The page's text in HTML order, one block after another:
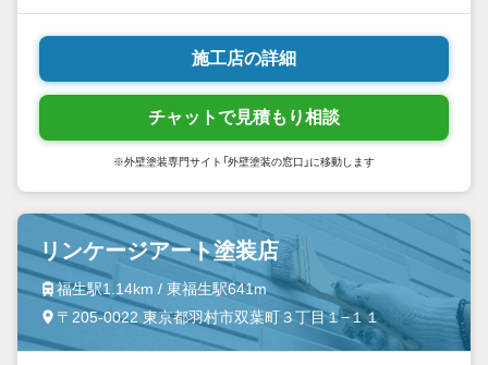
施工店の詳細
チャットで見積もり相談
※外壁塗装専門サイト「外壁塗装の窓口」に移動します
リンケージアート塗装店
福生駅1.14km / 東福生駅641m
〒205-0022 東京都羽村市双葉町３丁目１−１１